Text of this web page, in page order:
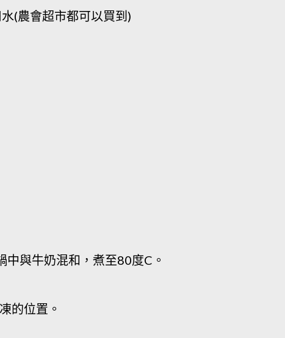
(農會超市都可以買到)
與牛奶混和，煮至80度C。
的位置。